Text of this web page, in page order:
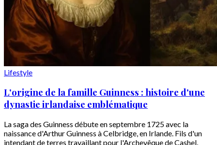
Lifestyle
L'origine de la famille Guinness : histoire d'une
dynastie irlandaise emblématique
La saga des Guinness débute en septembre 1725 avec la
naissance d'Arthur Guinness à Celbridge, en Irlande. Fils d'un
intendant de terres travaillant pour l'Archevêque de Cashel,